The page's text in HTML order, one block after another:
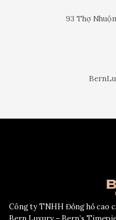
93 Thợ
Công ty TNHH Đồng hồ cao
Bern Luxury – Bern’s